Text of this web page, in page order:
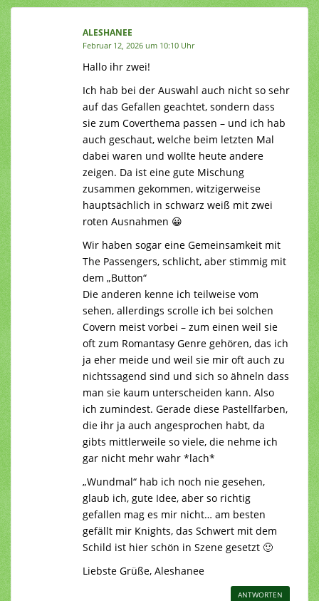
ALESHANEE
Februar 12, 2026 um 10:10 Uhr
Hallo ihr zwei!
Ich hab bei der Auswahl auch nicht so sehr
auf das Gefallen geachtet, sondern dass
sie zum Coverthema passen – und ich hab
auch geschaut, welche beim letzten Mal
dabei waren und wollte heute andere
zeigen. Da ist eine gute Mischung
zusammen gekommen, witzigerweise
hauptsächlich in schwarz weiß mit zwei
roten Ausnahmen 😀
Wir haben sogar eine Gemeinsamkeit mit
The Passengers, schlicht, aber stimmig mit
dem „Button“
Die anderen kenne ich teilweise vom
sehen, allerdings scrolle ich bei solchen
Covern meist vorbei – zum einen weil sie
oft zum Romantasy Genre gehören, das ich
ja eher meide und weil sie mir oft auch zu
nichtssagend sind und sich so ähneln dass
man sie kaum unterscheiden kann. Also
ich zumindest. Gerade diese Pastellfarben,
die ihr ja auch angesprochen habt, da
gibts mittlerweile so viele, die nehme ich
gar nicht mehr wahr *lach*
„Wundmal“ hab ich noch nie gesehen,
glaub ich, gute Idee, aber so richtig
gefallen mag es mir nicht… am besten
gefällt mir Knights, das Schwert mit dem
Schild ist hier schön in Szene gesetzt 🙂
Liebste Grüße, Aleshanee
ANTWORTEN